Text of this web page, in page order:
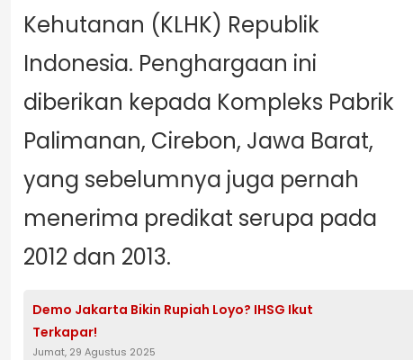
Kehutanan (KLHK) Republik
Indonesia. Penghargaan ini
diberikan kepada Kompleks Pabrik
Palimanan, Cirebon, Jawa Barat,
yang sebelumnya juga pernah
menerima predikat serupa pada
2012 dan 2013.
Demo Jakarta Bikin Rupiah Loyo? IHSG Ikut
Terkapar!
Jumat, 29 Agustus 2025